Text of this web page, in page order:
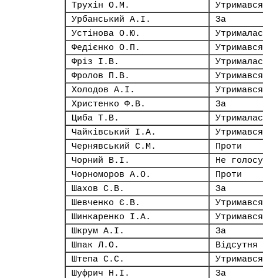
Трухін О.М.
Утримався
Урбанський А.І.
За
Устінова О.Ю.
Федієнко О.П.
Утримався
Фріз І.В.
Фролов П.В.
Утримався
Холодов А.І.
Утримався
Христенко Ф.В.
За
Циба Т.В.
Чайківський І.А.
Утримався
Чернявський С.М.
Проти
Чорний В.І.
Не
Чорноморов А.О.
Проти
Шахов С.В.
За
Шевченко Є.В.
Утримався
Шинкаренко І.А.
Утримався
Шкрум А.І.
За
Шпак Л.О.
Відсутня
Штепа С.С.
Утримався
Шуфрич Н.І.
За